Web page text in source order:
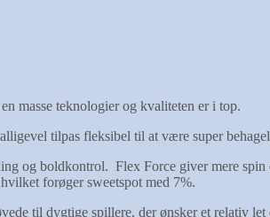
masse teknologier og kvaliteten er i top.
tilpas fleksibel til at være super
og boldkontrol. Flex Force giver mere
forøger sweetspot med 7%.
til dygtige spillere, der ønsker et relativ